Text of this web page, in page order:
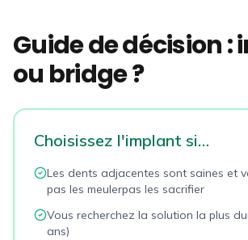
Guide de décision
ou bridge ?
Choisissez l'implant si…
Les dents adjacentes sont saines et
pas les meulerpas les sacrifier
Vous recherchez la solution la plus
ans)